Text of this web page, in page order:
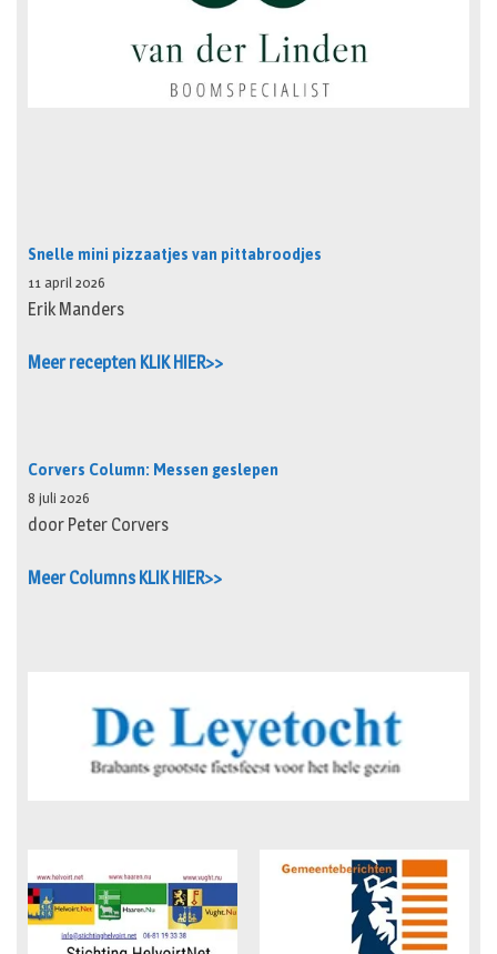
Snelle mini pizzaatjes van pittabroodjes
11 april 2026
Erik Manders
Meer recepten KLIK HIER>>
Corvers Column: Messen geslepen
8 juli 2026
door Peter Corvers
Meer Columns KLIK HIER>>